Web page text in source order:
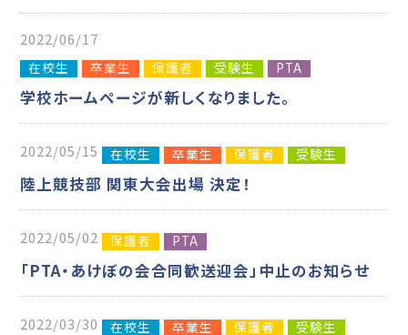
2022/06/17
在校生 卒業生 保護者 受験生 PTA
学校ホームページが新しくなりました。
2022/05/15 在校生 卒業生 保護者 受験生
陸上競技部 関東大会出場 決定！
2022/05/02 保護者 PTA
「PTA・あけぼの会合同歓送迎会」中止のお知らせ
2022/03/30 在校生 卒業生 保護者 受験生